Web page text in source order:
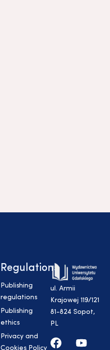
Regulations
Publishing
regulations
Publishing
ethics
Privacy and
Cookies Policy
ul. Armii
Krajowej 119/121
81-824 Sopot,
PL